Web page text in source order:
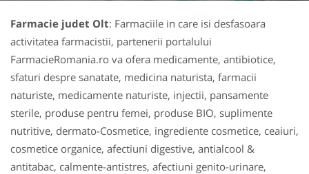
Farmacie judet Olt: Farmaciile in care isi desfasoara
activitatea farmacistii, partenerii portalului
FarmacieRomania.ro va ofera medicamente, antibiotice,
sfaturi despre sanatate, medicina naturista, farmacii
naturiste, medicamente naturiste, injectii, pansamente
sterile, produse pentru femei, produse BIO, suplimente
nutritive, dermato-Cosmetice, ingrediente cosmetice, ceaiuri,
cosmetice organice, afectiuni digestive, antialcool &
antitabac, calmente-antistres, afectiuni genito-urinare,